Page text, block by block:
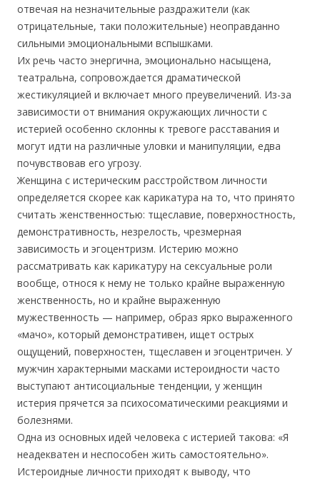
отвечая на незначительные раздражители (как
отрицательные, таки положительные) неоправданно
сильными эмоциональными вспышками.
Их речь часто энергична, эмоционально насыщена,
театральна, сопровождается драматической
жестикуляцией и включает много преувеличений. Из-за
зависимости от внимания окружающих личности с
истерией особенно склонны к тревоге расставания и
могут идти на различные уловки и манипуляции, едва
почувствовав его угрозу.
Женщина с истерическим расстройством личности
определяется скорее как карикатура на то, что принято
считать женственностью: тщеславие, поверхностность,
демонстративность, незрелость, чрезмерная
зависимость и эгоцентризм. Истерию можно
рассматривать как карикатуру на сексуальные роли
вообще, относя к нему не только крайне выраженную
женственность, но и крайне выраженную
мужественность — например, образ ярко выраженного
«мачо», который демонстративен, ищет острых
ощущений, поверхностен, тщеславен и эгоцентричен. У
мужчин характерными масками истероидности часто
выступают антисоциальные тенденции, у женщин
истерия прячется за психосоматическими реакциями и
болезнями.
Одна из основных идей человека с истерией такова: «Я
неадекватен и неспособен жить самостоятельно».
Истероидные личности приходят к выводу, что